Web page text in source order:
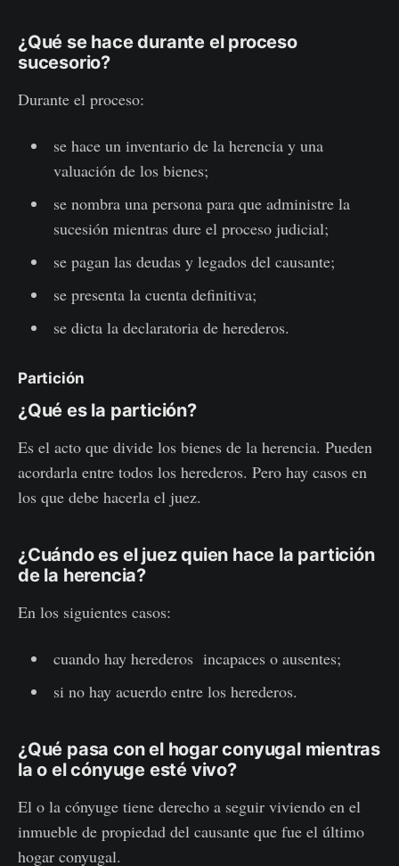
¿Qué se hace durante el proceso
sucesorio?
Durante el proceso:
se hace un inventario de la herencia y una
valuación de los bienes;
se nombra una persona para que administre la
sucesión mientras dure el proceso judicial;
se pagan las deudas y legados del causante;
se presenta la cuenta definitiva;
se dicta la declaratoria de herederos.
Partición
¿Qué es la partición?
Es el acto que divide los bienes de la herencia. Pueden
acordarla entre todos los herederos. Pero hay casos en
los que debe hacerla el juez.
¿Cuándo es el juez quien hace la partición
de la herencia?
En los siguientes casos:
cuando hay herederos incapaces o ausentes;
si no hay acuerdo entre los herederos.
¿Qué pasa con el hogar conyugal mientras
la o el cónyuge esté vivo?
El o la cónyuge tiene derecho a seguir viviendo en el
inmueble de propiedad del causante que fue el último
hogar conyugal.